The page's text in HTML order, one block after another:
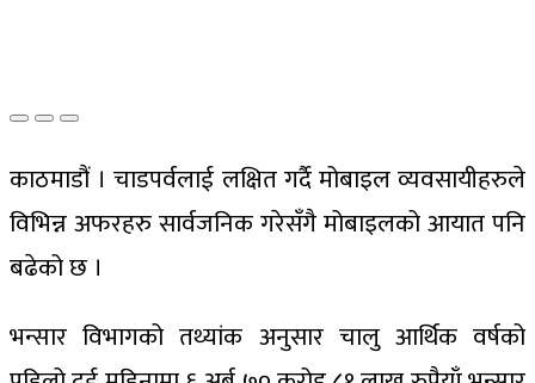
काठमाडौं । चाडपर्वलाई लक्षित गर्दै मोबाइल व्यवसायीहरुले
विभिन्न अफरहरु सार्वजनिक गरेसँगै मोबाइलको आयात पनि
बढेको छ ।
भन्सार विभागको तथ्यांक अनुसार चालु आर्थिक वर्षको